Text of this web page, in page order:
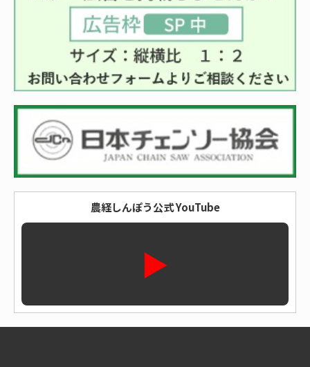
農経しんぽう公式 YouTube
▶